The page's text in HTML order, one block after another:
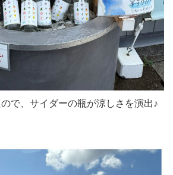
で、サイダーの瓶が涼しさを演出♪